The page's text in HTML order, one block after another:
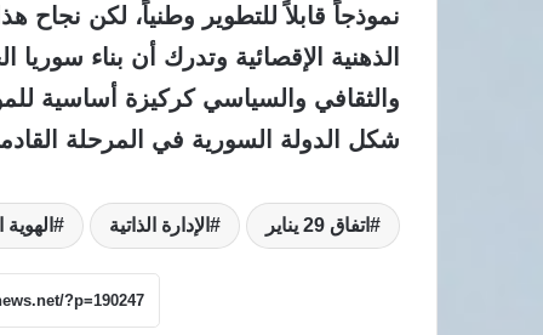
نموذجاً قابلاً للتطوير وطنياً، لكن
الذهنية الإقصائية وتدرك أن بناء
والثقافي والسياسي كركيزة أساسية
شكل الدولة السورية في المرحلة
اتفاق 29 يناير الإدارة الذاتية